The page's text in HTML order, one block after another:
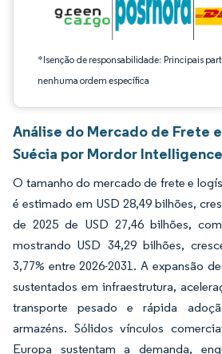
*Isenção de responsabilidade: Principais
nenhuma ordem específica
Análise do Mercado de Frete
Suécia por Mordor Intelligence
O tamanho do mercado de frete e
é estimado em USD 28,49 bilhões,
de 2025 de USD 27,46 bilhões,
mostrando USD 34,29 bilhões,
3,77% entre 2026-2031. A expansão
sustentados em infraestrutura,
transporte pesado e rápida
armazéns. Sólidos vínculos
Europa sustentam a demanda,